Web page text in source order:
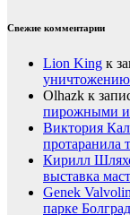
Свежие комментарии
Lion King к
уничтожению
Olhazk к
пирожными
Виктория
протаранила
Кирилл
выставка
Genek
парке